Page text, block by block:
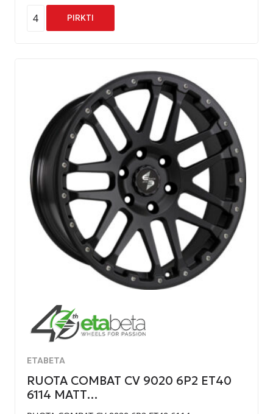
4 PIRKTI
ETABETA
RUOTA COMBAT CV 9020 6P2 ET40
6114 MATT…